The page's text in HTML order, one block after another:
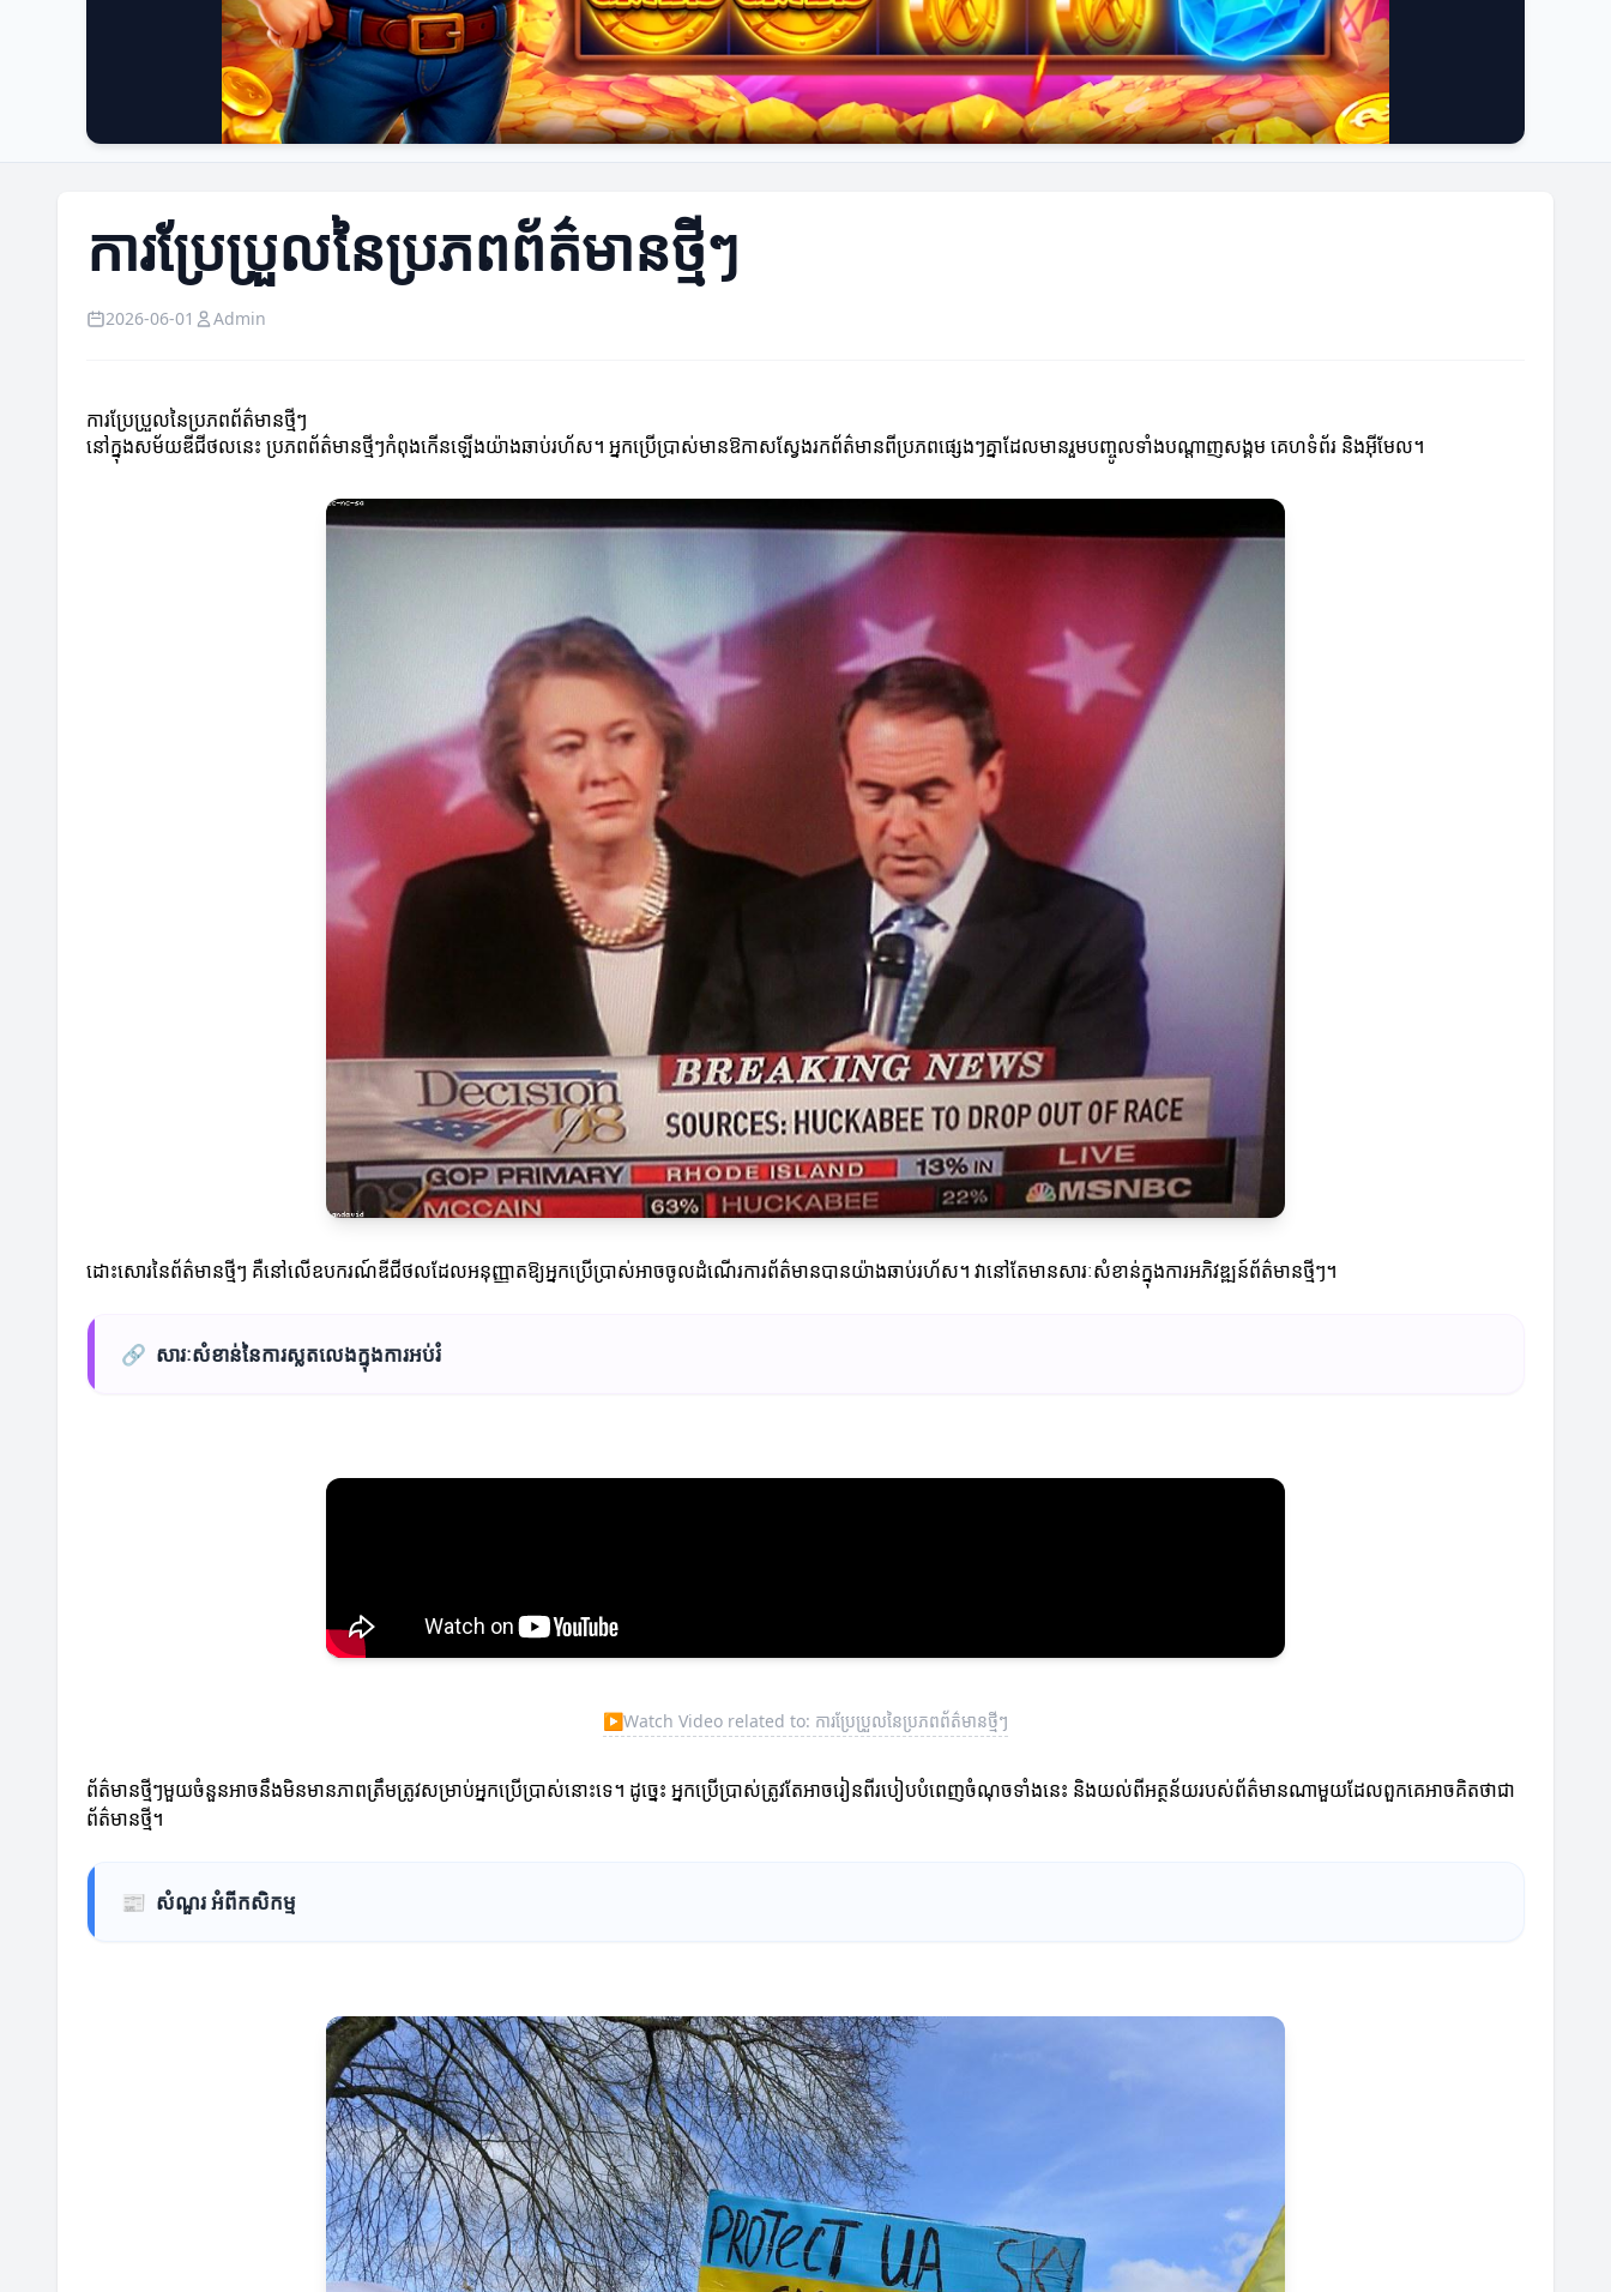
ការប្រែប្រួលនៃប្រភពព័ត៌មានថ្មីៗ
2026-06-01 Admin
ការប្រែប្រួលនៃប្រភពព័ត៌មានថ្មីៗ
នៅក្នុងសម័យឌីជីថលនេះ ប្រភពព័ត៌មានថ្មីៗកំពុងកើនឡើងយ៉ាងឆាប់រហ័ស។ អ្នកប្រើប្រាស់មានឱកាសស្វែងរកព័ត៌មានពីប្រភពផ្សេងៗគ្នាដែលមានរួមបញ្ចូលទាំងបណ្តាញសង្គម គេហទំព័រ និងអ៊ីមែល។
ដោះសោរ​នៃព័ត៌មានថ្មីៗ គឺនៅលើឧបករណ៍ឌីជីថលដែលអនុញ្ញាតឱ្យអ្នកប្រើប្រាស់អាចចូលដំណើរការព័ត៌មានបានយ៉ាងឆាប់រហ័ស។ វានៅតែមានសារៈសំខាន់ក្នុងការអភិវឌ្ឍន៍ព័ត៌មានថ្មីៗ។
🔗 សារៈសំខាន់នៃការស្លតលេងក្នុងការអប់រំ
▶Watch Video related to: ការប្រែប្រួលនៃប្រភពព័ត៌មានថ្មីៗ
ព័ត៌មានថ្មីៗមួយចំនួនអាចនឹងមិនមានភាពត្រឹមត្រូវសម្រាប់អ្នកប្រើប្រាស់នោះទេ។ ដូច្នេះ អ្នកប្រើប្រាស់ត្រូវតែអាចរៀនពីរបៀបបំពេញចំណុចទាំងនេះ និងយល់ពីអត្ថន័យរបស់ព័ត៌មានណាមួយដែលពួកគេអាចគិតថាជា
ព័ត៌មានថ្មី។
📰 សំណួរ អំពីកសិកម្ម